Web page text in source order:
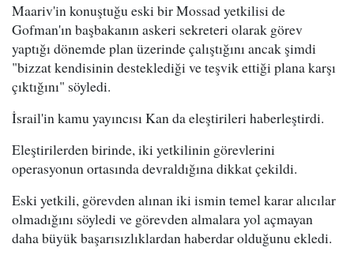
Maariv'in konuştuğu eski bir Mossad yetkilisi de
Gofman'ın başbakanın askeri sekreteri olarak görev
yaptığı dönemde plan üzerinde çalıştığını ancak şimdi
"bizzat kendisinin desteklediği ve teşvik ettiği plana karşı
çıktığını" söyledi.
İsrail'in kamu yayıncısı Kan da eleştirileri haberleştirdi.
Eleştirilerden birinde, iki yetkilinin görevlerini
operasyonun ortasında devraldığına dikkat çekildi.
Eski yetkili, görevden alınan iki ismin temel karar alıcılar
olmadığını söyledi ve görevden almalara yol açmayan
daha büyük başarısızlıklardan haberdar olduğunu ekledi.